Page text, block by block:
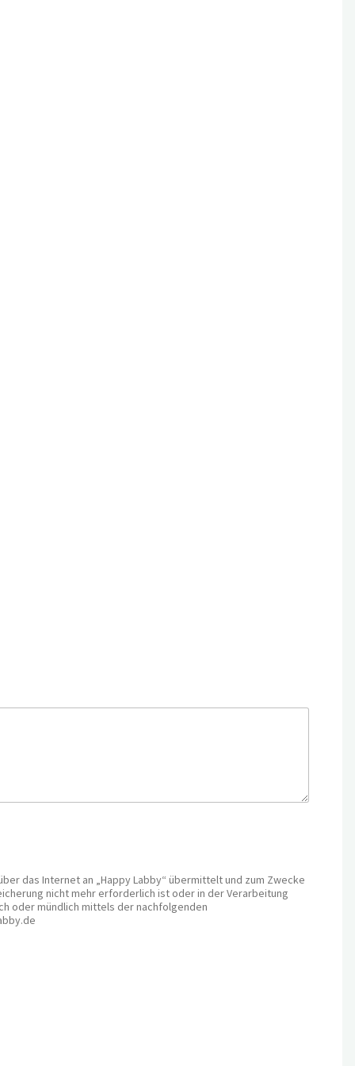
das Internet an „Happy Labby“ übermittelt und zum Zwecke
nicht mehr erforderlich ist oder in der Verarbeitung
oder mündlich mittels der nachfolgenden